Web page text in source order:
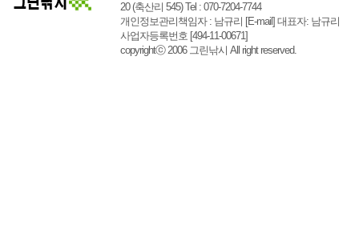
20 (축산리 545) Tel : 070-7204-7744
개인정보관리책임자 : 남규리 [E-mail] 대표자: 남규리
사업자등록번호 [494-11-00671]
copyrightⓒ 2006 그린낚시 All right reserved.